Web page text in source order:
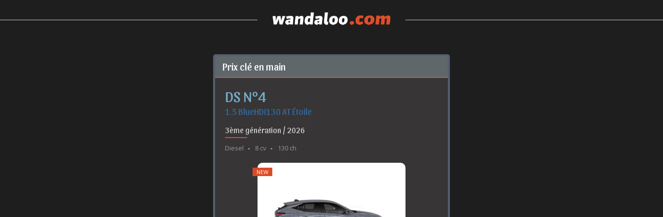
Prix clé en main
DS N°4
1.5 BlueHDi130 AT Étoile
3ème génération / 2026
Diesel 8 cv 130 ch
NEW